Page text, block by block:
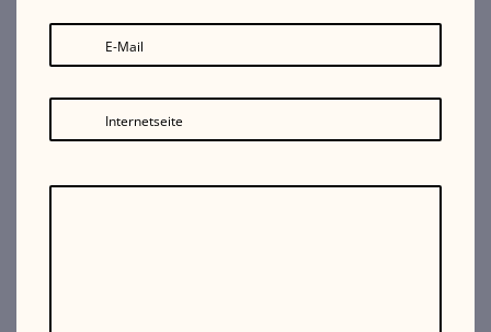
E-Mail
Internetseite